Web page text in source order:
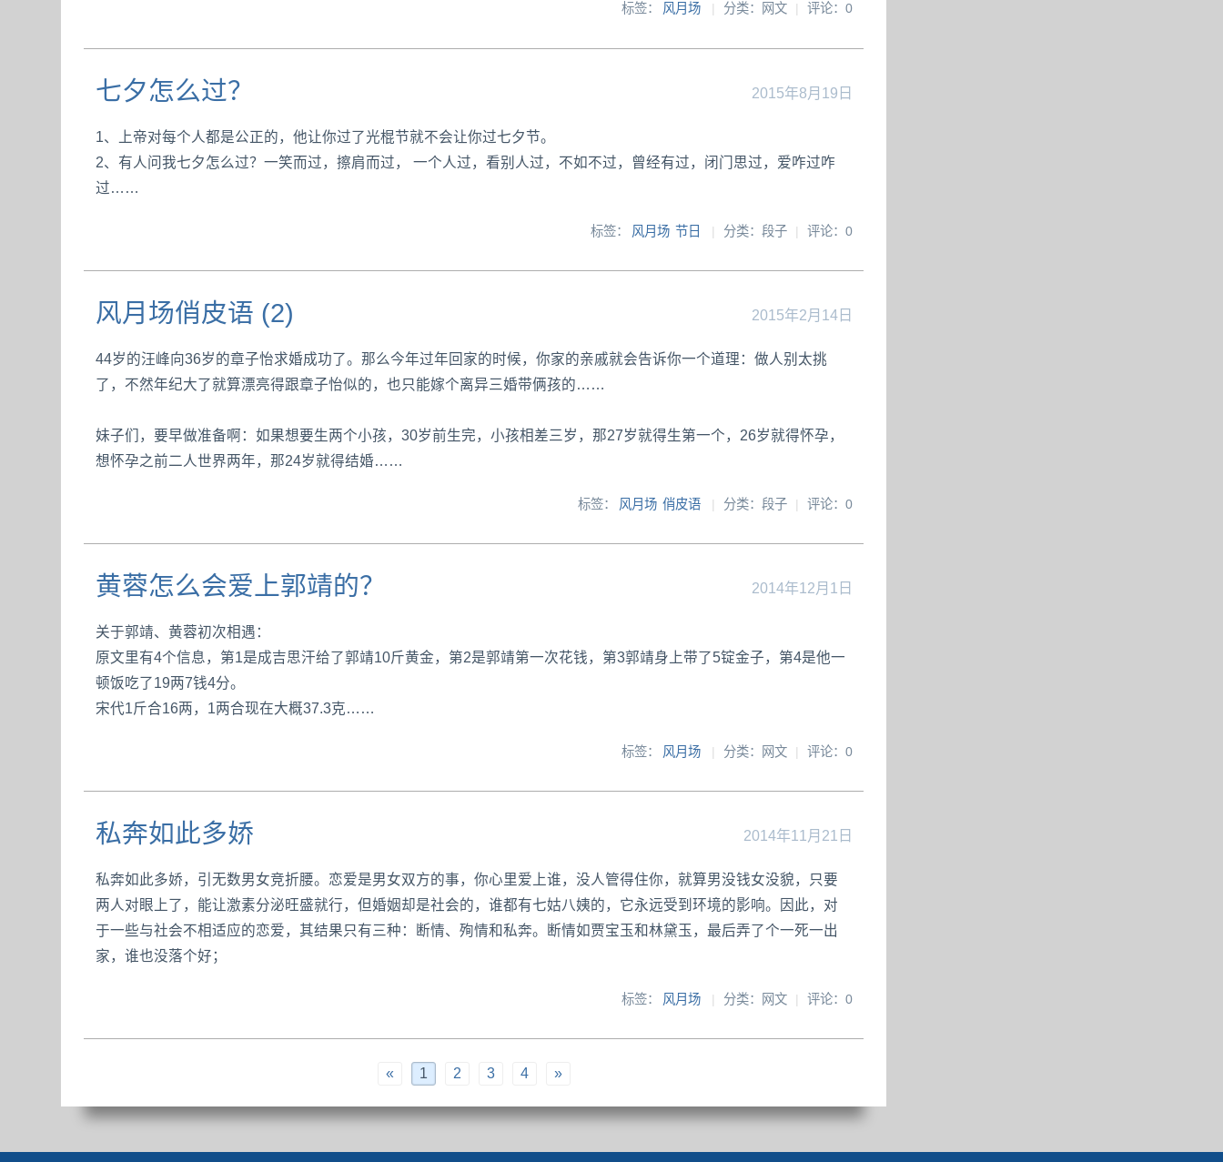
标签： 风月场 | 分类：网文| 评论：0
2015年8月19日
七夕怎么过？
1、上帝对每个人都是公正的，他让你过了光棍节就不会让你过七夕节。
2、有人问我七夕怎么过？一笑而过，擦肩而过， 一个人过，看别人过，不如不过，曾经有过，闭门思过，爱咋过咋
过……
标签： 风月场 节日 | 分类：段子| 评论：0
2015年2月14日
风月场俏皮语 (2)
44岁的汪峰向36岁的章子怡求婚成功了。那么今年过年回家的时候，你家的亲戚就会告诉你一个道理：做人别太挑
了，不然年纪大了就算漂亮得跟章子怡似的，也只能嫁个离异三婚带俩孩的……
妹子们，要早做准备啊：如果想要生两个小孩，30岁前生完，小孩相差三岁，那27岁就得生第一个，26岁就得怀孕，
想怀孕之前二人世界两年，那24岁就得结婚……
标签： 风月场 俏皮语 | 分类：段子| 评论：0
2014年12月1日
黄蓉怎么会爱上郭靖的？
关于郭靖、黄蓉初次相遇：
原文里有4个信息，第1是成吉思汗给了郭靖10斤黄金，第2是郭靖第一次花钱，第3郭靖身上带了5锭金子，第4是他一
顿饭吃了19两7钱4分。
宋代1斤合16两，1两合现在大概37.3克……
标签： 风月场 | 分类：网文| 评论：0
2014年11月21日
私奔如此多娇
私奔如此多娇，引无数男女竞折腰。恋爱是男女双方的事，你心里爱上谁，没人管得住你，就算男没钱女没貌，只要
两人对眼上了，能让激素分泌旺盛就行，但婚姻却是社会的，谁都有七姑八姨的，它永远受到环境的影响。因此，对
于一些与社会不相适应的恋爱，其结果只有三种：断情、殉情和私奔。断情如贾宝玉和林黛玉，最后弄了个一死一出
家，谁也没落个好；
标签： 风月场 | 分类：网文| 评论：0
« 1 2 3 4 »